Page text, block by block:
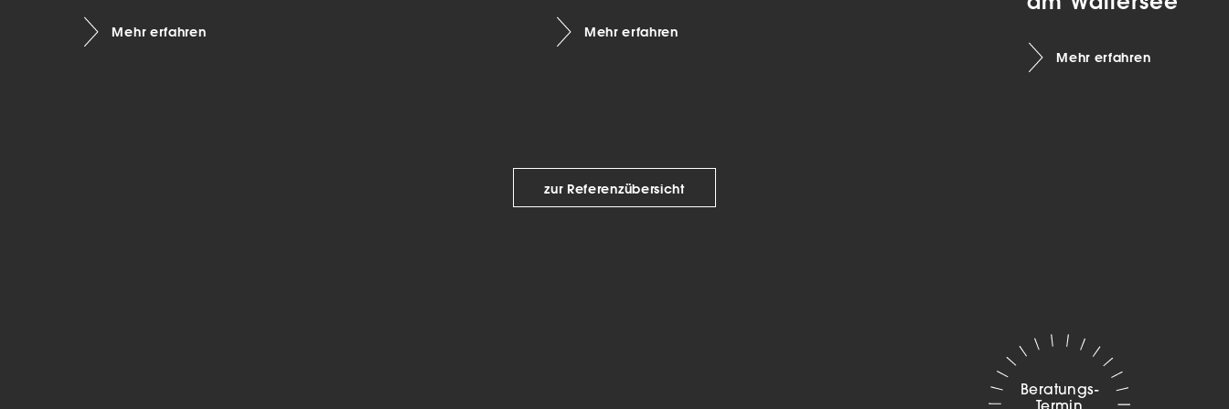
Mehr erfahren Mehr erfahren
Mehr erfahren
zur Referenzübersicht
Beratungs-